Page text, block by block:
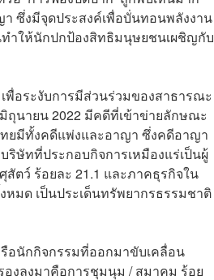
ซึ่งมีจุดประสงค์เพื่อบั่นทอนพลังงาน
ำให้นักปกป้องสิทธิมนุษยชนเผชิญกับ
พื่อระงับการมีส่วนร่วมของสาธารณะ
ถุนายน 2022 มีคดีที่เข้าข่ายลักษณะ
ยมีทั้งคดีแพ่งและอาญา ซึ่งคดีอาญา
ษัทที่ประกอบกิจการเหมืองแร่เป็นผู้
ตว์ ร้อยละ 21.1 และภาคธุรกิจใน
มด เป็นประเด็นทรัพยากรธรรมชาติ
อนักกิจกรรมที่ออกมาขับเคลื่อน
องลงมาคือการชุมนุม / สมาคม ร้อย